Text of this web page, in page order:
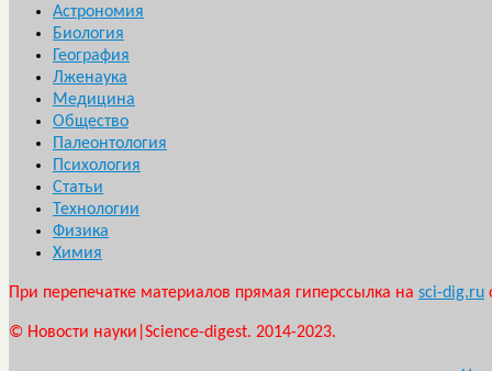
Астрономия
Биология
География
Лженаука
Медицина
Общество
Палеонтология
Психология
Статьи
Технологии
Физика
Химия
При перепечатке материалов прямая гиперссылка на sci-dig.ru
© Новости науки|Science-digest. 2014-2023.